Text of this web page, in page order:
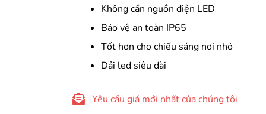
Không cần nguồn điện LED
Bảo vệ an toàn IP65
Tốt hơn cho chiếu sáng nơi nhỏ
Dải led siêu dài
Yêu cầu giá mới nhất của chúng tôi